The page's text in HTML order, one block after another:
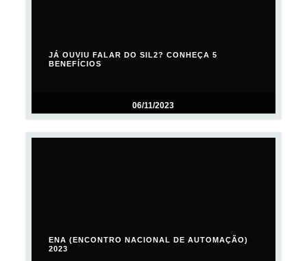
06/11/2023
JÁ OUVIU FALAR DO SIL2? CONHEÇA 5
BENEFÍCIOS
ENA (ENCONTRO NACIONAL DE AUTOMAÇÃO)
2023